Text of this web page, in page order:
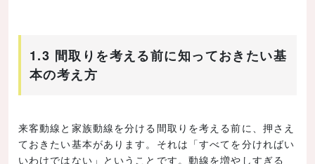
1.3 間取りを考える前に知っておきたい基
本の考え方
来客動線と家族動線を分ける間取りを考える前に、押さえ
ておきたい基本があります。それは「すべてを分ければい
いわけではない」ということです。動線を増やしすぎる